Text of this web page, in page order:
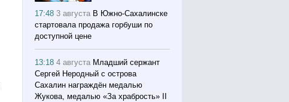
17:483 августа В Южно-Сахалинске
стартовала продажа горбуши по
доступной цене
13:184 августа Младший сержант
Сергей Неродный с острова
Сахалин награждён медалью
Жукова, медалью «За храбрость» II